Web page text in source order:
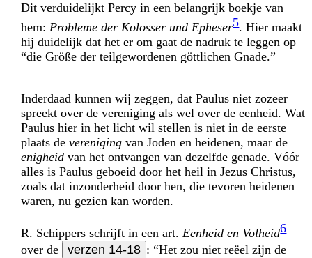
Dit verduidelijkt Percy in een belangrijk boekje van
hem:Probleme der Kolosser und Epheser5. Hier maakt
hij duidelijk dat het er om gaat de nadruk te leggen op
“die Größe der teilgewordenen göttlichen Gnade.”
Inderdaad kunnen wij zeggen, dat Paulus niet zozeer
spreekt over de vereniging als wel over de eenheid. Wat
Paulus hier in het licht wil stellen is niet in de eerste
plaats devereniging van Joden en heidenen, maar de
enigheid van het ontvangen van dezelfde genade. Vóór
alles is Paulus geboeid door het heil in Jezus Christus,
zoals dat inzonderheid door hen, die tevoren heidenen
waren, nu gezien kan worden.
R. Schippers schrijft in een art.Eenheid en Volheid6
over de
verzen 14-18 : “Het zou niet reëel zijn de